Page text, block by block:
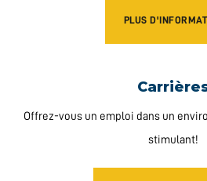
PLUS
Offrez-vous un emploi dans un
stimulant!